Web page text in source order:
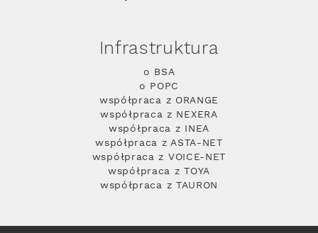
Infrastruktura
o BSA
o POPC
współpraca z ORANGE
współpraca z NEXERA
współpraca z INEA
współpraca z ASTA-NET
współpraca z VOICE-NET
współpraca z TOYA
współpraca z TAURON